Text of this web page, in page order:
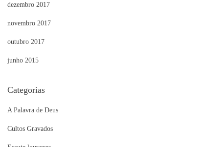
dezembro 2017
novembro 2017
outubro 2017
junho 2015
Categorias
A Palavra de Deus
Cultos Gravados